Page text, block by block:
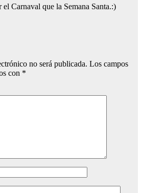
Carnaval que la Semana Santa.:)
no será publicada. Los campos
con *